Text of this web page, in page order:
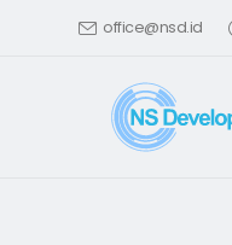
office@nsd.id